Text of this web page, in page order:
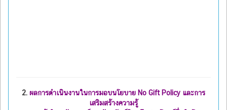
2. ผลการดำเนินงานในการมอบนโยบาย No Gift Policy และการ
เสริมสร้างความรู้